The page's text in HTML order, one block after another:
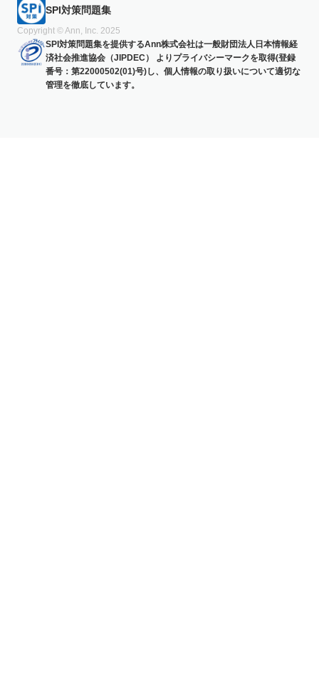
SPI対策問題集
Copyright © Ann, Inc. 2025
SPI対策問題集を提供するAnn株式会社は一般財団法人日本情報経
済社会推進協会（JIPDEC） よりプライバシーマークを取得(登録
番号：第22000502(01)号)し、個人情報の取り扱いについて適切な
管理を徹底しています。